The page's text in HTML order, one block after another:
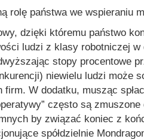
rolę państwa we wspieraniu
dzięki któremu państwo
ludzi z klasy robotniczej
stopy procentowe
niewielu ludzi może
firm. W dodatku, musząc
często są
by związać koniec z
spółdzielnie